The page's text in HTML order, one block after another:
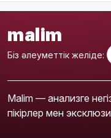
malim
Біз әлеуметтік желіде:
Malim — анализге
пікірлер мен